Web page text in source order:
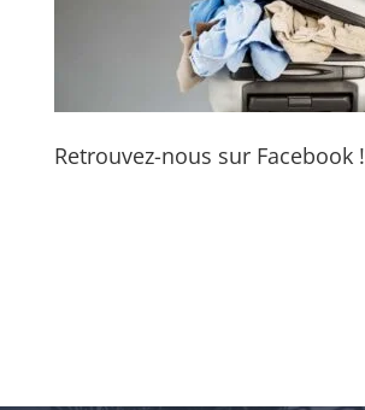
Retrouvez-nous sur Facebook !